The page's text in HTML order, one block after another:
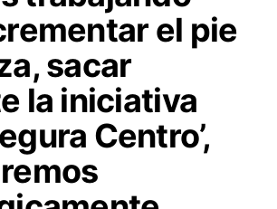
el pie
sacar
la iniciativa
Centro’,